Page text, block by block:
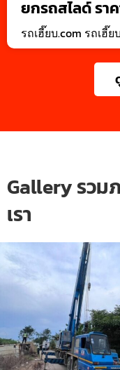
ยกรถสไลด์ รา
รถเฮี๊ยบ.com รถเฮี๊
Gallery รวม
เรา